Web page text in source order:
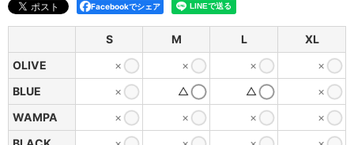
Facebookでシェア
S M L
XL
OLIVE
× × ×
×
BLUE
× △ △
×
WAMPA
× × ×
×